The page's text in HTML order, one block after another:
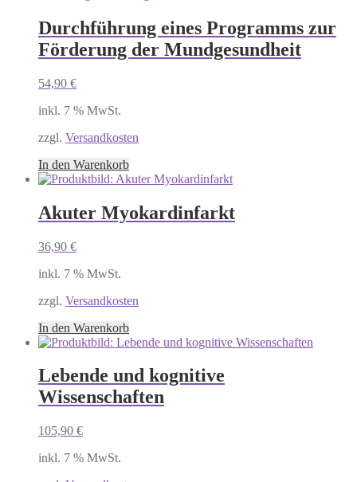
Durchführung eines Programms zur
Förderung der Mundgesundheit
54,90 €
inkl. 7 % MwSt.
zzgl. Versandkosten
In den Warenkorb
Akuter Myokardinfarkt
36,90 €
inkl. 7 % MwSt.
zzgl. Versandkosten
In den Warenkorb
Lebende und kognitive
Wissenschaften
105,90 €
inkl. 7 % MwSt.